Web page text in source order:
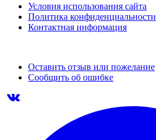
Условия использования сайта
Политика конфиденциальности
Контактная информация
Оставить отзыв или пожелание
Сообщить об ошибке